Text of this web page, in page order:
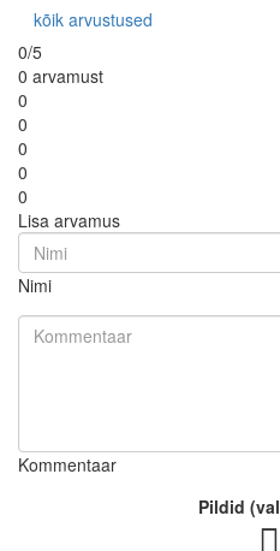
kõik arvustused
0/5
0 arvamust
0
0
0
0
0
Lisa arvamus
Nimi
Kommentaar
Pildid